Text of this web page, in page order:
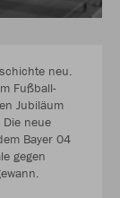
neu.
Fußball-
Jubiläum
Die neue
Bayer 04
gegen